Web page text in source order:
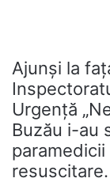
Ajunși la
Urgență
Buzău i-au
resuscitare.